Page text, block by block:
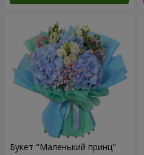
Букет "Маленький принц"